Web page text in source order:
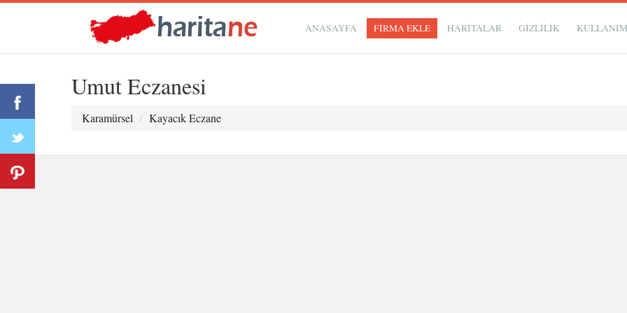
ANASAYFA FİRMA EKLE HARİTALAR GIZLILIK
Umut Eczanesi
Karamürsel Kayacık Eczane